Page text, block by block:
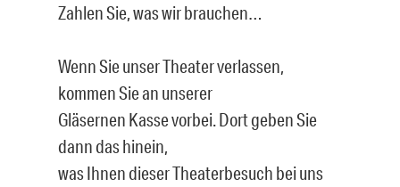
Zahlen Sie, was wir brauchen…
Wenn Sie unser Theater verlassen,
kommen Sie an unserer
Gläsernen Kasse vorbei. Dort geben Sie
dann das hinein,
was Ihnen dieser Theaterbesuch bei uns